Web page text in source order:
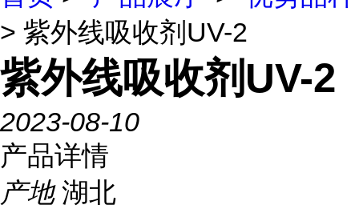
> 紫外线吸收剂UV-2
紫外线吸收剂UV-2
2023-08-10
产品详情
产地 湖北